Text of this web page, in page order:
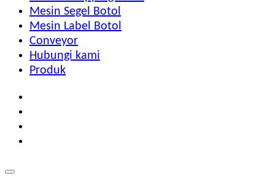
Mesin Segel Botol
Mesin Label Botol
Conveyor
Hubungi kami
Produk